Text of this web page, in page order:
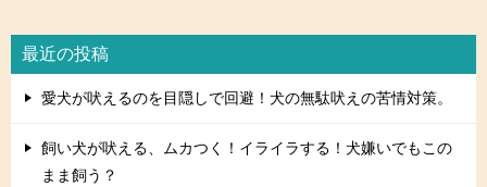
最近の投稿
愛犬が吠えるのを目隠しで回避！犬の無駄吠えの苦情対策。
飼い犬が吠える、ムカつく！イライラする！犬嫌いでもこの
まま飼う？